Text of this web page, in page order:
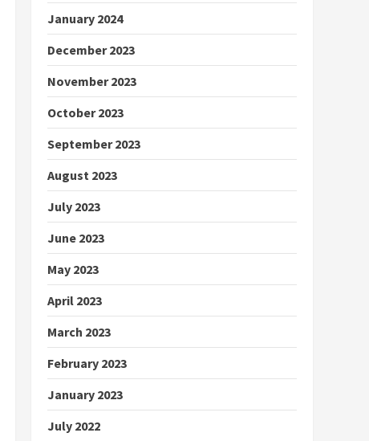
January 2024
December 2023
November 2023
October 2023
September 2023
August 2023
July 2023
June 2023
May 2023
April 2023
March 2023
February 2023
January 2023
July 2022